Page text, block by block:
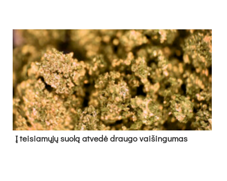
Į tei­sia­mų­jų suo­lą at­ve­dė drau­go vai­šin­gu­mas